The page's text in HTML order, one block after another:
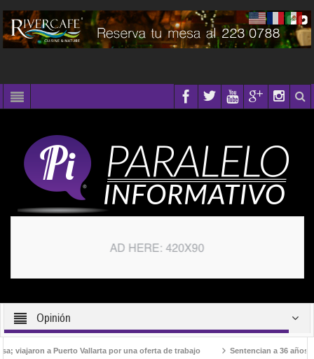
Opinión
a Puerto Vallarta por una oferta de trabajo Sentencian a 36 años de